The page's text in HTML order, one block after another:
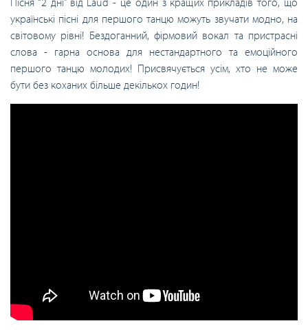
українські пісні для першого танцю можуть звучати модно, на
світовому рівні! Бездоганний, фірмовий вокал та пристрасні
слова - гарна основа для нестандартного та емоційного
першого танцю молодих! Присвячується усім, хто не може
бути без коханих більше декількох годин!